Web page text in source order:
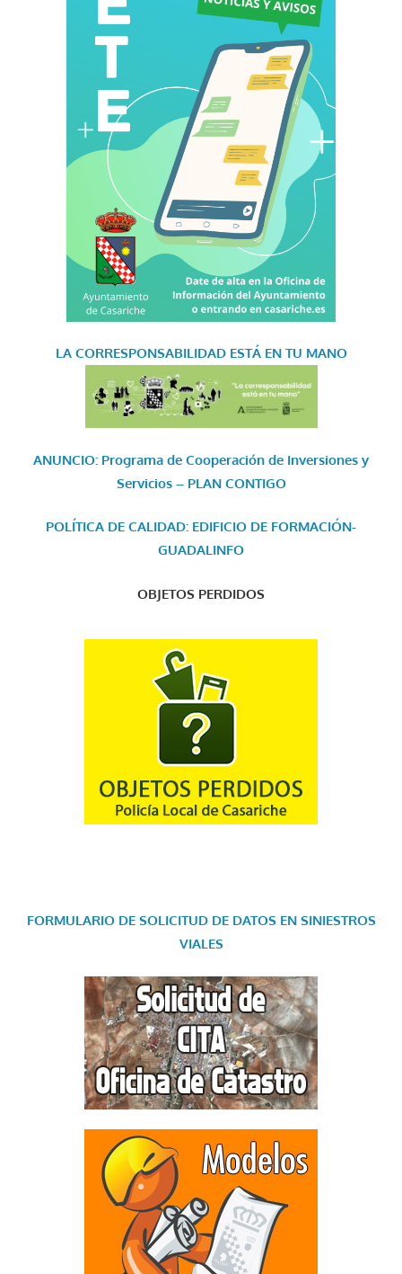
LA CORRESPONSABILIDAD ESTÁ EN TU MANO
ANUNCIO: Programa de Cooperación de Inversiones y
Servicios – PLAN CONTIGO
POLÍTICA DE CALIDAD: EDIFICIO DE FORMACIÓN-
GUADALINFO
OBJETOS PERDIDOS
FORMULARIO DE SOLICITUD DE DATOS EN SINIESTROS
VIALES